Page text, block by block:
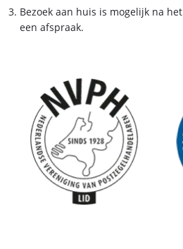
Bezoek aan huis is mogelijk na
een afspraak.